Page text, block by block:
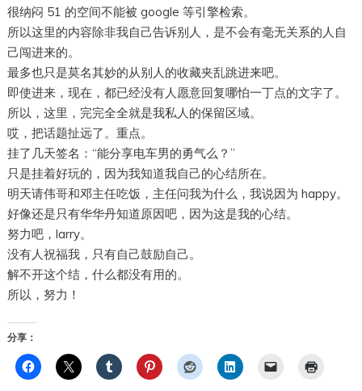
很纳闷 51 的空间不能被 google 等引擎检索。
所以这里的内容除非我自己告诉别人，是不会有毫无关系的人自
己闯进来的。
最多也只是莫名其妙的从别人的收藏夹乱跳进来吧。
即使进来，现在，都已经没有人愿意回复哪怕一丁点的文字了。
所以，这里，完完全全就是我私人的保留区域。
哎，把话题扯远了。重点。
挂了几天签名：“能分享电车男的勇气么？”
只是挂着好玩的，因为我知道我自己的心结所在。
明天请伟哥和邓主任吃饭，主任问我为什么，我说因为 happy。
好像还是只有华华丹知道原因吧，因为这是我的心结。
努力吧，larry。
没有人祝福我，只有自己鼓励自己。
解不开这个结，什么都没有用的。
所以，努力！
分享：